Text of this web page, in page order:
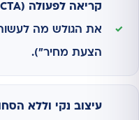
קריאה לפעולה (CTA) בולטת:
את הגולש מה
הצעת מחיר").
עיצוב נקי וללא